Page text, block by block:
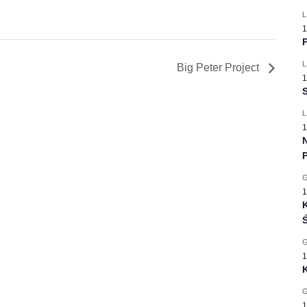
Big Peter Project